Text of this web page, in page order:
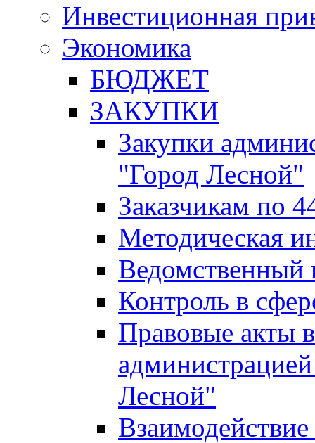
Инвестиционная
Экономика
БЮДЖЕТ
ЗАКУПКИ
Закупки
"Город Лесной"
Заказчикам по
Методическая
Ведомственный
Контроль в
Правовые акты
Лесной"